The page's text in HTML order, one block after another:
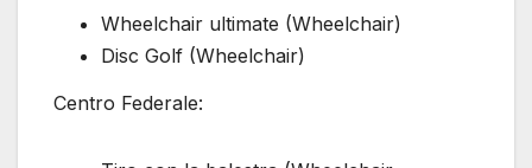
Wheelchair ultimate (Wheelchair)
Disc Golf (Wheelchair)
Centro Federale: